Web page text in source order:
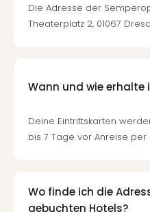
Die Adresse der
Theaterplatz 2, 01067
Wann und wie erhalte
Deine Eintrittskarten
bis 7 Tage vor Anreise per
Wo finde ich die
gebuchten Hotels?